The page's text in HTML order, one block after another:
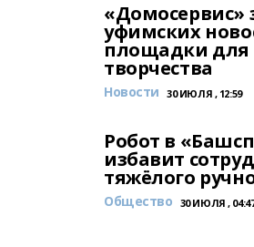
«Домосервис»
уфимских
площадки для
творчества
Новости 30 ИЮЛЯ , 12:59
Робот в
избавит
тяжёлого
Общество 30 ИЮЛЯ ,